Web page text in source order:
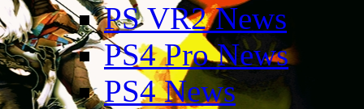
PS VR2 News
PS4 Pro News
PS4 News